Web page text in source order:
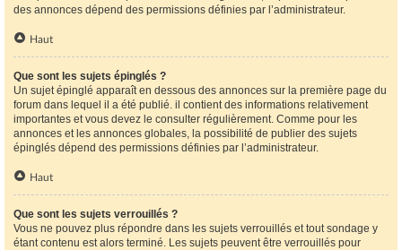
des annonces dépend des permissions définies par l’administrateur.
Haut
Que sont les sujets épinglés ?
Un sujet épinglé apparaît en dessous des annonces sur la première page du
forum dans lequel il a été publié. il contient des informations relativement
importantes et vous devez le consulter régulièrement. Comme pour les
annonces et les annonces globales, la possibilité de publier des sujets
épinglés dépend des permissions définies par l’administrateur.
Haut
Que sont les sujets verrouillés ?
Vous ne pouvez plus répondre dans les sujets verrouillés et tout sondage y
étant contenu est alors terminé. Les sujets peuvent être verrouillés pour